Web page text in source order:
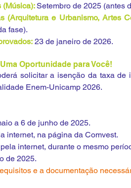
(Música): Setembro de 2025 (antes
fase).
23 de janeiro de 2026.
Oportunidade para Você!
solicitar a isenção da taxa de
Enem-Unicamp 2026.
a 6 de junho de 2025.
internet, na página da Comvest.
internet, durante o mesmo
de 2025.
e a documentação